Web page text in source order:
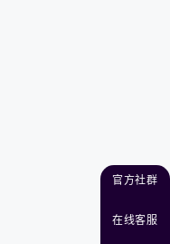
官方社群
在线客服